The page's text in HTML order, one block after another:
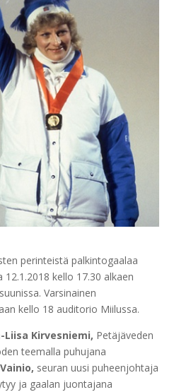
perinteistä palkintogaalaa
kello 17.30 alkaen
Varsinainen
kello 18 auditorio Miilussa.
Liisa Kirvesniemi, Petäjäveden
teemalla puhujana
seuran uusi puheenjohtaja
ja gaalan juontajana